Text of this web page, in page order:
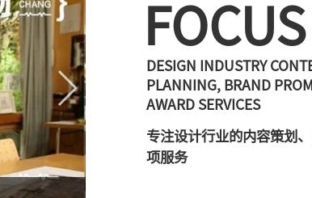
DESIGN INDUSTRY
PLANNING, BRAND
AWARD SERVICES
专注设计行业的内容策划
项服务